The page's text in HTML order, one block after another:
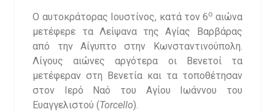
Ο αυτοκράτορας Ιουστίνος, κατά τον 6ο αιώνα
μετέφερε τα Λείψανα της Αγίας Βαρβάρας
από την Αίγυπτο στην Κωνσταντινούπολη.
Λίγους αιώνες αργότερα οι Βενετοί τα
μετέφεραν στη Βενετία και τα τοποθέτησαν
στον Ιερό Ναό του Αγίου Ιωάννου του
Ευαγγελιστού (Torcello).